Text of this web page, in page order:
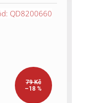
79 Kč
–18 %
QD8200660